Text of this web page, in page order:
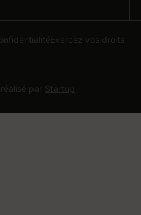
Exercez vos droits
par Startup